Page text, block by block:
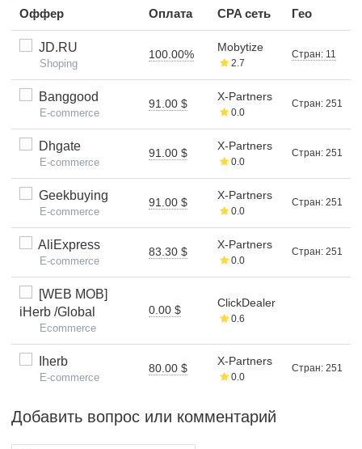
Оффер Оплата CPA сеть Гео
JD.RU
Shoping
100.00%
Mobytize
2.7
Стран: 11
Banggood
E-commerce
91.00 $
X-Partners
0.0
Стран: 251
Dhgate
E-commerce
91.00 $
X-Partners
0.0
Стран: 251
Geekbuying
E-commerce
91.00 $
X-Partners
0.0
Стран: 251
AliExpress
E-commerce
83.30 $
X-Partners
0.0
Стран: 251
[WEB MOB]
iHerb /Global
Ecommerce
0.00 $
ClickDealer
0.6
Iherb
E-commerce
80.00 $
X-Partners
0.0
Стран: 251
Добавить вопрос или комментарий